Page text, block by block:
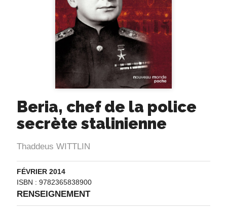
Beria, chef de la police
secrète stalinienne
Thaddeus WITTLIN
FÉVRIER 2014
ISBN : 9782365838900
RENSEIGNEMENT